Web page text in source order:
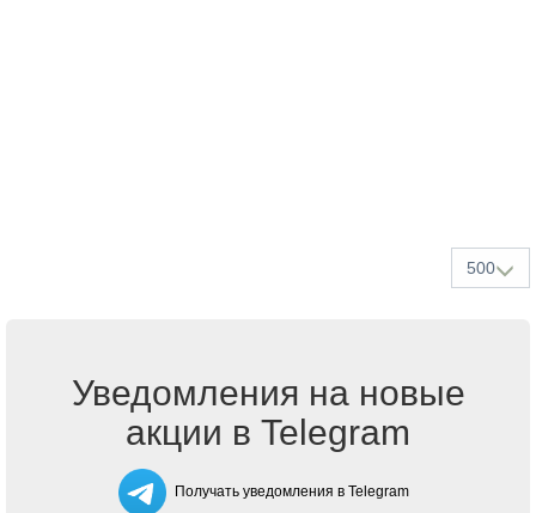
500
Уведомления на новые
акции в Telegram
Получать уведомления в Telegram